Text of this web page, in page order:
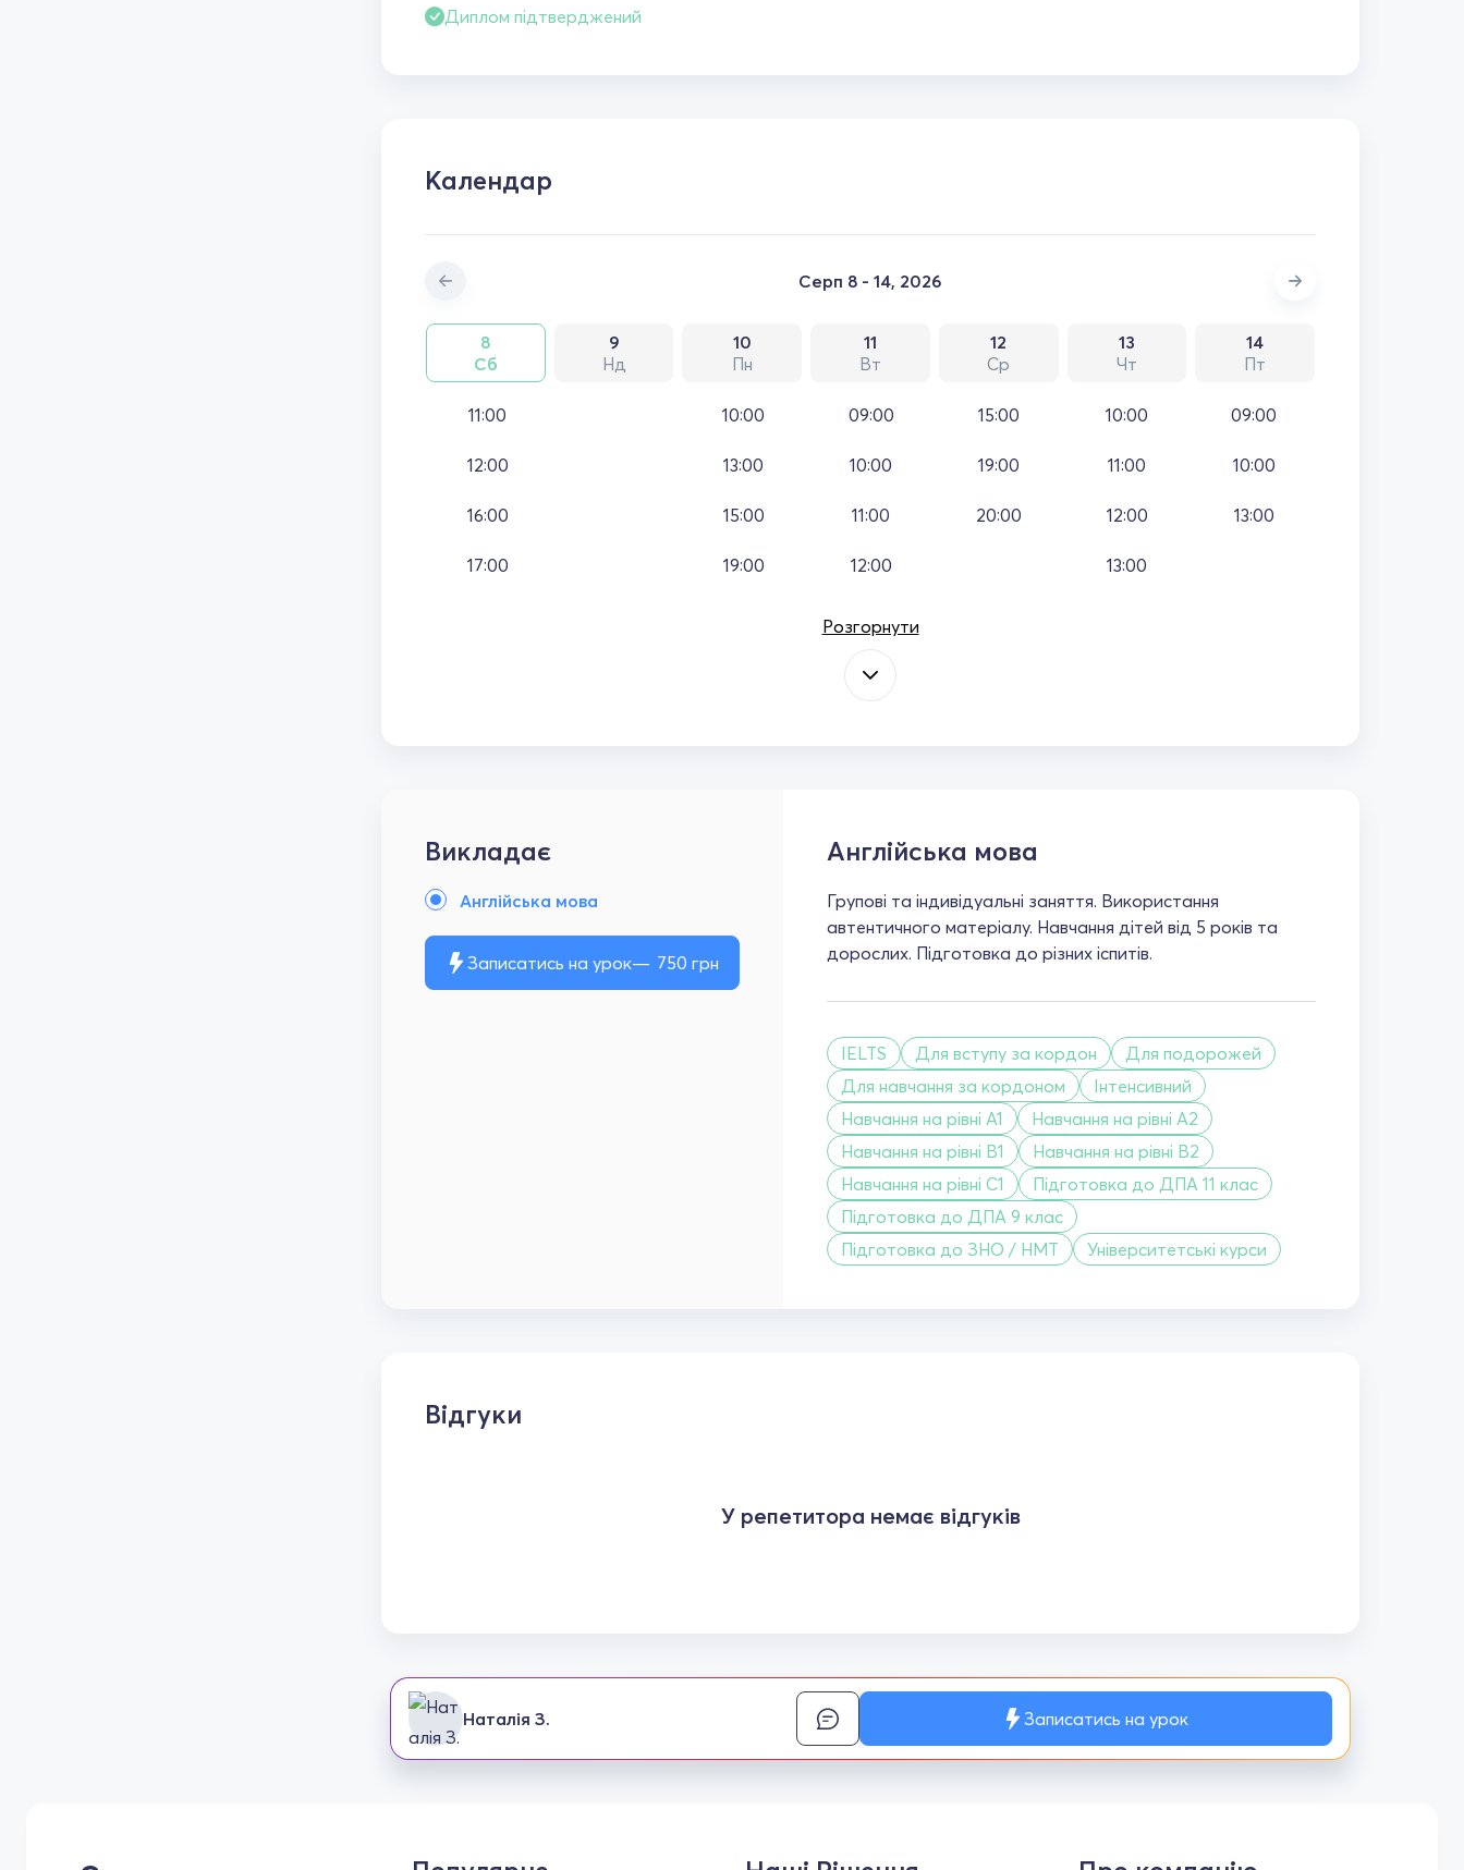
Диплом підтверджений
Календар
Серп 8 - 14, 2026
8
Сб
9
Нд
10
Пн
11
Вт
12
Ср
13
Чт
14
Пт
11:00
12:00
16:00
17:00
10:00
13:00
15:00
19:00
09:00
10:00
11:00
12:00
15:00
19:00
20:00
10:00
11:00
12:00
13:00
09:00
10:00
13:00
Розгорнути
Викладає
Англійська мова
Записатись на урок 750 грн
Англійська мова
Групові та індивідуальні заняття. Використання
автентичного матеріалу. Навчання дітей від 5 років та
дорослих. Підготовка до різних іспитів.
IELTS Для вступу за кордон
Для подорожей
Для навчання за кордоном
Інтенсивний
Навчання на рівні A1
Навчання на рівні A2
Навчання на рівні B1
Навчання на рівні B2
Навчання на рівні C1
Підготовка до ДПА 11 клас
Підготовка до ДПА 9 клас
Підготовка до ЗНО / НМТ
Університетські курси
Відгуки
У репетитора немає відгуків
Наталія З. Записатись на урок